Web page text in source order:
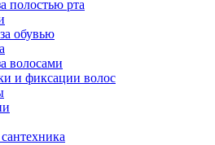
полостью рта
обувью
волосами
и фиксации волос